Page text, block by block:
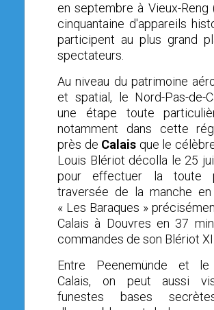
en septembre à Vieux-Reng
cinquantaine d'appareils
participent au plus grand
spectateurs.
Au niveau du patrimoine
et spatial, le Nord-Pas-de-
une étape toute
notamment dans cette
près de Calais que le
Louis Blériot décolla le 25
pour effectuer la toute
traversée de la manche en
« Les Baraques »
Calais à Douvres en 37
commandes de son Blériot XI.
Entre Peenemünde et le
Calais, on peut aussi
funestes bases